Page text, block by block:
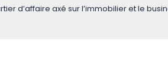
d’affaire axé sur l’immobilier et le